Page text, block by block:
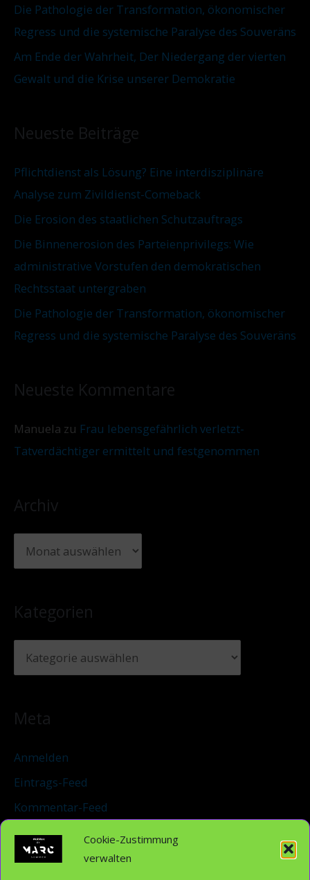
Cookie-Zustimmung
verwalten
Die Pathologie der Transformation, ökonomischer
Regress und die systemische Paralyse des Souveräns
Am Ende der Wahrheit, Der Niedergang der vierten
Gewalt und die Krise unserer Demokratie
Neueste Beiträge
Pflichtdienst als Lösung? Eine interdisziplinäre
Analyse zum Zivildienst-Comeback
Die Erosion des staatlichen Schutzauftrags
Die Binnenerosion des Parteienprivilegs: Wie
administrative Vorstufen den demokratischen
Rechtsstaat untergraben
Die Pathologie der Transformation, ökonomischer
Regress und die systemische Paralyse des Souveräns
Neueste Kommentare
Manuela zu Frau lebensgefährlich verletzt-
Tatverdächtiger ermittelt und festgenommen
Archiv
Kategorien
Meta
Anmelden
Eintrags-Feed
Kommentar-Feed
WordPress.org